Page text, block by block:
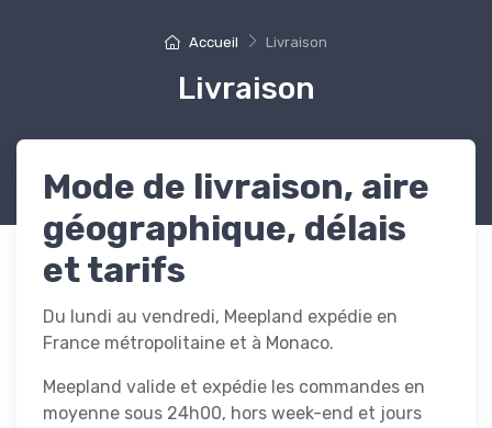
Accueil Livraison
Livraison
Mode de livraison, aire
géographique, délais
et tarifs
Du lundi au vendredi, Meepland expédie en
France métropolitaine et à Monaco.
Meepland valide et expédie les commandes en
moyenne sous 24h00, hors week-end et jours